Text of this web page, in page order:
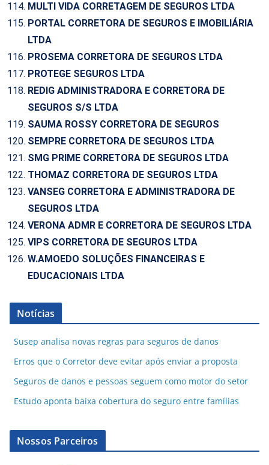
MULTI VIDA CORRETAGEM DE SEGUROS LTDA
PORTAL CORRETORA DE SEGUROS E IMOBILIÁRIA
LTDA
PROSEMA CORRETORA DE SEGUROS LTDA
PROTEGE SEGUROS LTDA
REDIG ADMINISTRADORA E CORRETORA DE
SEGUROS S/S LTDA
SAUMA ROSSY CORRETORA DE SEGUROS
SEMPRE CORRETORA DE SEGUROS LTDA
SMG PRIME CORRETORA DE SEGUROS LTDA
THOMAZ CORRETORA DE SEGUROS LTDA
VANSEG CORRETORA E ADMINISTRADORA DE
SEGUROS LTDA
VERONA ADMR E CORRETORA DE SEGUROS LTDA
VIPS CORRETORA DE SEGUROS LTDA
W.AMOEDO SOLUÇÕES FINANCEIRAS E
EDUCACIONAIS LTDA
Notícias
Susep analisa novas regras para seguros de danos
Erros que o Corretor deve evitar após enviar a proposta
Seguros de danos e pessoas seguem como motor do setor
Estudo aponta baixa cobertura do seguro entre famílias
Nossos Parceiros